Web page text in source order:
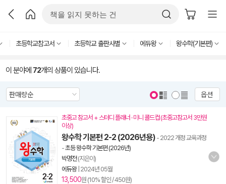
초등학교참고서 초등학교 출판사별 에듀왕 왕수학(기본편)
이 분야에 72개의 상품이 있습니다.
옵션
초중고 참고서 + 스터디 플래너 · 미니 콜드컵 (초중고참고서 3만원
이상)
왕수학 기본편 2-2 (2026년용) - 2022 개정 교육과정
-초등 왕수학 기본편 (2026년)
박명전(지은이)
에듀왕| 2024년 05월
13,500원 (10% 할인 / 450원)